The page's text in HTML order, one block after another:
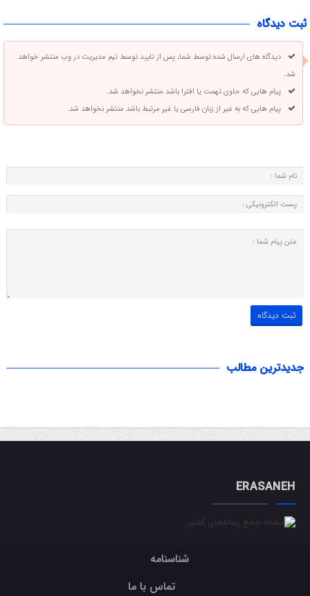
ثبت دیدگاه
دیدگاه های ارسال شده توسط شما، پس از تایید توسط تیم مدیریت در وب منتشر خواهد
شد.
پیام هایی که حاوی تهمت یا افترا باشد منتشر نخواهد شد.
پیام هایی که به غیر از زبان فارسی یا غیر مرتبط باشد منتشر نخواهد شد.
جدیدترین مطالب
ERASANEH
شناسنامه
تماس با ما